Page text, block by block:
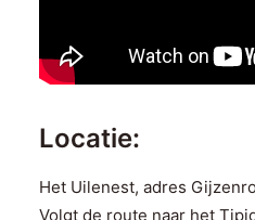
Locatie:
Het Uilenest, adres
Volgt de route naar het